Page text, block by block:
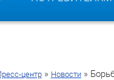
центр» Новости»